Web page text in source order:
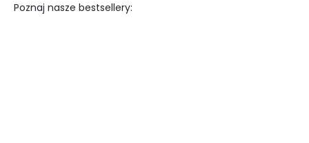
Poznaj nasze bestsellery: